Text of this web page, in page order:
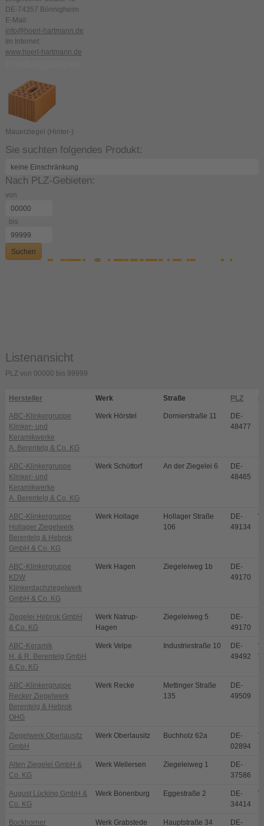
DE-74357 Bönnigheim
E-Mail:
info@hoerl-hartmann.de
Im Internet:
www.hoerl-hartmann.de
Mauerziegel (Hinter-)
Sie suchten folgendes Produkt:
Nach PLZ-Gebieten:
von
bis
Suchen
Listenansicht
PLZ von 00000 bis 99999
Hersteller Werk Straße PLZ
ABC-Klinkergruppe
Klinker- und
Keramikwerke
A. Berentelg & Co. KG
Werk Hörstel Dornierstraße 11
DE-
48477
ABC-Klinkergruppe
Klinker- und
Keramikwerke
A. Berentelg & Co. KG
Werk Schüttorf An der Ziegelei 6
DE-
48465
ABC-Klinkergruppe
Hollager Ziegelwerk
Berentelg & Hebrok
GmbH & Co. KG
Werk Hollage
Hollager Straße
106
DE-
49134
ABC-Klinkergruppe
KDW
Klinkerdachziegelwerk
GmbH & Co. KG
Werk Hagen Ziegeleiweg 1b
DE-
49170
Ziegelei Hebrok GmbH
& Co. KG
Werk Natrup-
Hagen
Ziegeleiweg 5
DE-
49170
ABC-Keramik
H. & R. Berentelg GmbH
& Co. KG
Werk Velpe Industriestraße 10
DE-
49492
ABC-Klinkergruppe
Recker Ziegelwerk
Berentelg & Hebrok
OHG
Werk Recke
Mettinger Straße
135
DE-
49509
Ziegelwerk Oberlausitz
GmbH
Werk Oberlausitz Buchholz 62a
DE-
02894
Alten Ziegelei GmbH &
Co. KG
Werk Wellersen Ziegeleiweg 1
DE-
37586
August Lücking GmbH &
Co. KG
Werk Bonenburg Eggestraße 2
DE-
34414
Bockhorner Werk Grabstede Hauptstraße 34 DE-